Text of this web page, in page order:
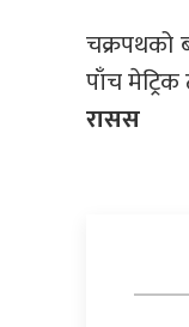
चक्रपथको
पाँच
रासस